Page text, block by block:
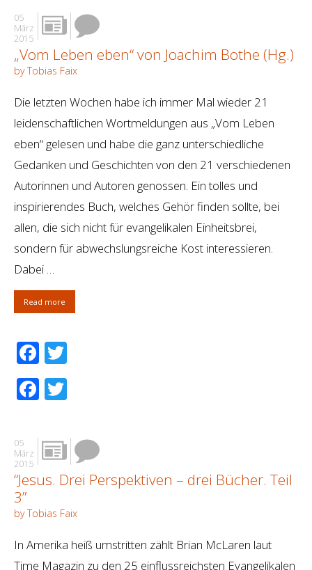
05
März
2015
„Vom Leben eben“ von Joachim Bothe (Hg.)
by Tobias Faix
Die letzten Wochen habe ich immer Mal wieder 21
leidenschaftlichen Wortmeldungen aus „Vom Leben
eben“ gelesen und habe die ganz unterschiedliche
Gedanken und Geschichten von den 21 verschiedenen
Autorinnen und Autoren genossen. Ein tolles und
inspirierendes Buch, welches Gehör finden sollte, bei
allen, die sich nicht für evangelikalen Einheitsbrei,
sondern für abwechslungsreiche Kost interessieren.
Dabei …
Read more
Facebook
Facebook
05
März
2015
“Jesus. Drei Perspektiven – drei Bücher. Teil
3”
by Tobias Faix
In Amerika heiß umstritten zählt Brian McLaren laut
Time Magazin zu den 25 einflussreichsten Evangelikalen